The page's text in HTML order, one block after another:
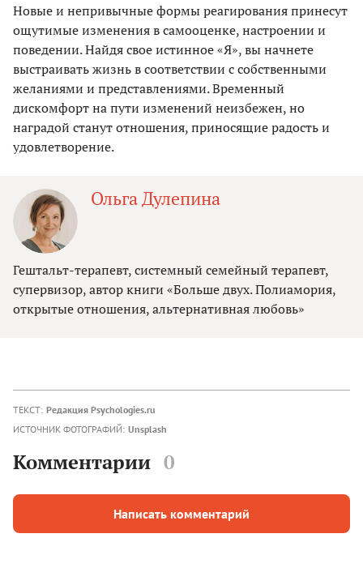
Новые и непривычные формы реагирования принесут
ощутимые изменения в самооценке, настроении и
поведении. Найдя свое истинное «Я», вы начнете
выстраивать жизнь в соответствии с собственными
желаниями и представлениями. Временный
дискомфорт на пути изменений неизбежен, но
наградой станут отношения, приносящие радость и
удовлетворение.
Ольга Дулепина
Гештальт-терапевт, системный семейный терапевт,
супервизор, автор книги «Больше двух. Полиамория,
открытые отношения, альтернативная любовь»
ТЕКСТ: Редакция Psychologies.ru
ИСТОЧНИК ФОТОГРАФИЙ: Unsplash
Комментарии 0
Написать комментарий